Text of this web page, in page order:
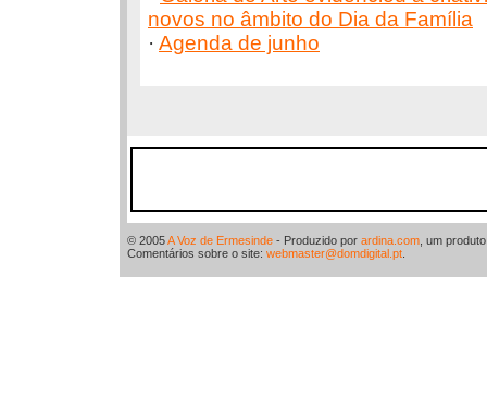
novos no âmbito do Dia da Família
· Agenda de junho
© 2005A Voz de Ermesinde - Produzido por ardina.com , um
Comentários sobre o site: webmaster@domdigital.pt